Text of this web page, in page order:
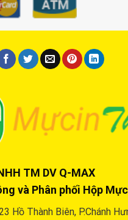
TM DV Q-MAX
và Phân phối Hộp
Hồ Thành Biên, P.Chánh